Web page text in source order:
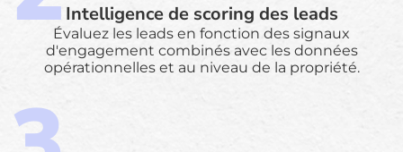
Intelligence de scoring des leads
Évaluez les leads en fonction des signaux
d'engagement combinés avec les données
opérationnelles et au niveau de la propriété.